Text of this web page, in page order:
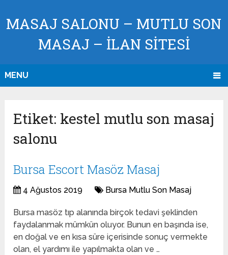
MASAJ SALONU – MUTLU SON
MASAJ – İLAN SİTESİ
MENU
Etiket: kestel mutlu son masaj
salonu
Bursa Escort Masöz Masaj
4 Ağustos 2019 Bursa Mutlu Son Masaj
Bursa masöz tıp alanında birçok tedavi şeklinden
faydalanmak mümkün oluyor. Bunun en başında ise,
en doğal ve en kısa süre içerisinde sonuç vermekte
olan, el yardımı ile yapılmakta olan ve …